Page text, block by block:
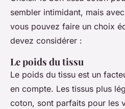
sembler intimidant, mais
vous pouvez faire un choix
devez considérer :
Le poids du tissu
Le poids du tissu est un
en compte. Les tissus plus
coton, sont parfaits pour les